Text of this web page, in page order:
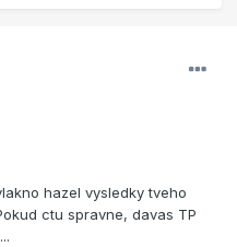
hazel vysledky tveho
ctu spravne, davas TP